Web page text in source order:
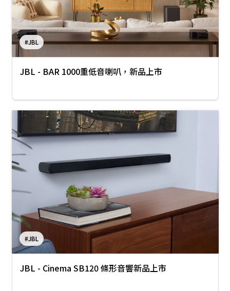
#JBL
JBL - BAR 1000重低音喇叭，新品上市
#JBL
JBL - Cinema SB120 條形音響新品上市